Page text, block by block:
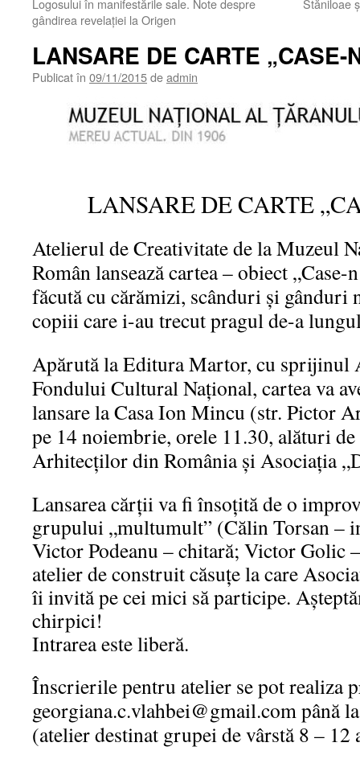
Logosului în manifestările sale. Note despre
gândirea revelației la Origen
Stăniloae
LANSARE DE CARTE „CASE-
Publicat în 09/11/2015deadmin
LANSARE DE CARTE
Atelierul de Creativitate de la Muzeul
Român lansează cartea – obiect „Case-
făcută cu cărămizi, scânduri și gânduri
copiii care i-au trecut pragul de-a
Apărută la Editura Martor, cu sprijinul
Fondului Cultural Național, cartea va
lansare la Casa Ion Mincu (str. Pictor
pe 14 noiembrie, orele 11.30, alături
Arhitecților din România și Asociația
Lansarea cărții va fi însoțită de o
grupului „multumult” (Călin Torsan –
Victor Podeanu – chitară; Victor Golic
atelier de construit căsuțe la care
îi invită pe cei mici să participe.
chirpici!
Intrarea este liberă.
Înscrierile pentru atelier se pot realiza
georgiana.c.vlahbei@gmail.com până
(atelier destinat grupei de vârstă 8 – 12